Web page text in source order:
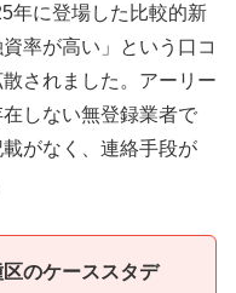
年に登場した比較的新
率が高い」という口コ
されました。アーリー
しない無登録業者で
がなく、連絡手段が
のケーススタデ